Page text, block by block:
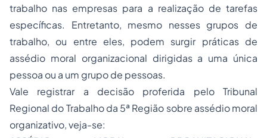
trabalho nas empresas para a realização de tarefas
específicas. Entretanto, mesmo nesses grupos de
trabalho, ou entre eles, podem surgir práticas de
assédio moral organizacional dirigidas a uma única
pessoa ou a um grupo de pessoas.
Vale registrar a decisão proferida pelo Tribunal
Regional do Trabalho da 5ª Região sobre assédio moral
organizativo, veja-se: